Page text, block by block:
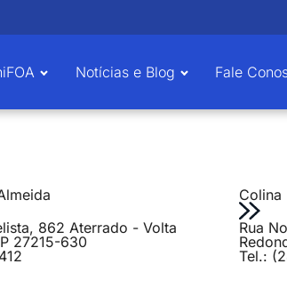
Notícias e Blog Fale
862 Aterrado - Volta
27215-630
Colina
Rua
Tel.: